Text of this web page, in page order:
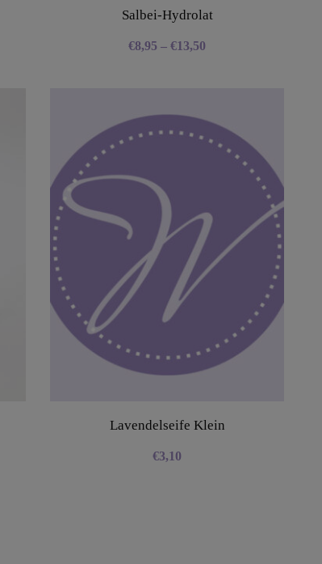
Salbei-Hydrolat
€8,95 – €13,50
Lavendelseife Klein
€3,10